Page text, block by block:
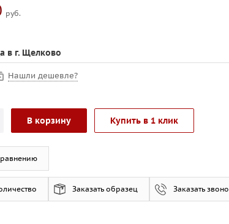
руб.
в г. Щелково
Нашли дешевле?
В корзину Купить в 1 клик
Заказать образец Заказать